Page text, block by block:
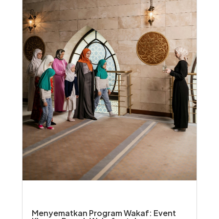
Menyematkan Program Wakaf: Event